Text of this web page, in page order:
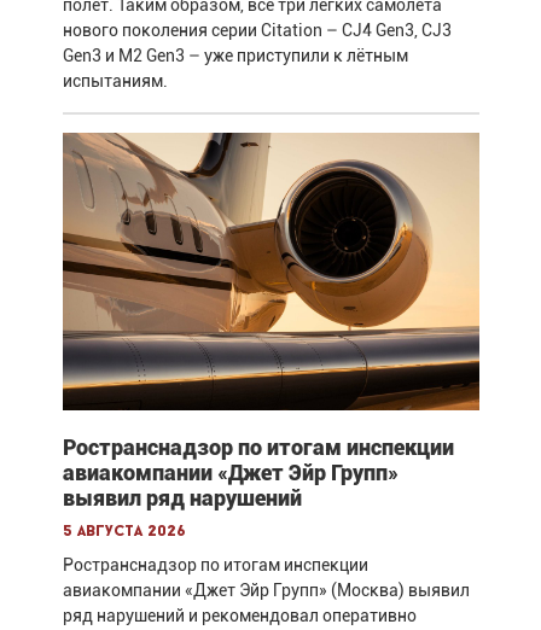
полёт. Таким образом, все три лёгких самолёта
нового поколения серии Citation – CJ4 Gen3, CJ3
Gen3 и M2 Gen3 – уже приступили к лётным
испытаниям.
Ространснадзор по итогам инспекции
авиакомпании «Джет Эйр Групп»
выявил ряд нарушений
5 августа 2026
Ространснадзор по итогам инспекции
авиакомпании «Джет Эйр Групп» (Москва) выявил
ряд нарушений и рекомендовал оперативно